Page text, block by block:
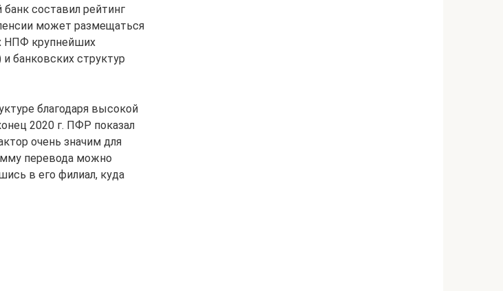
составил рейтинг
может размещаться
НПФ крупнейших
банковских структур
благодаря высокой
2020 г. ПФР показал
очень значим для
перевода можно
в его филиал, куда